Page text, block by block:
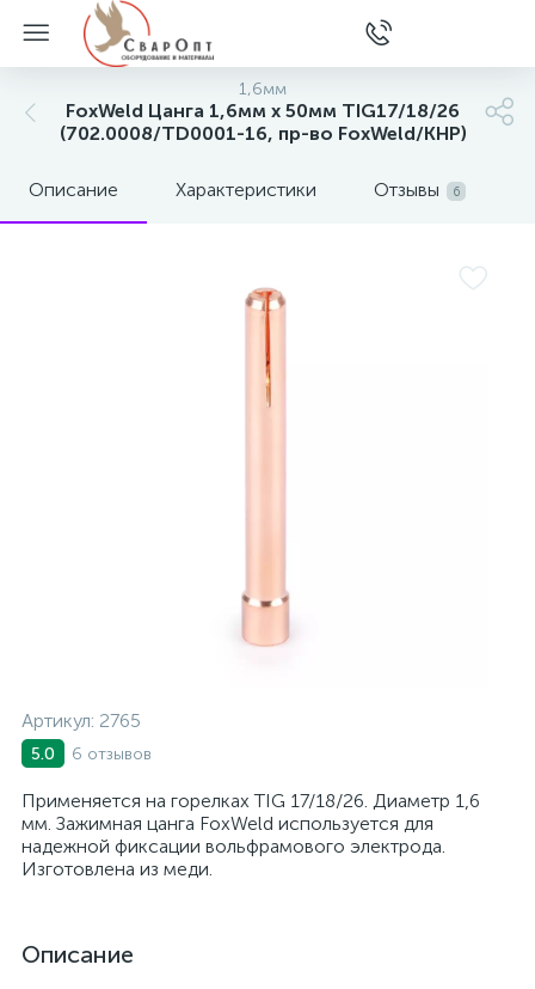
1,6мм
FoxWeld Цанга 1,6мм х 50мм TIG17/18/26
(702.0008/TD0001-16, пр-во FoxWeld/КНР)
Описание Характеристики Отзывы 6
Артикул: 2765
5.0 6 отзывов
Применяется на горелках TIG 17/18/26. Диаметр 1,6
мм. Зажимная цанга FoxWeld используется для
надежной фиксации вольфрамового электрода.
Изготовлена из меди.
Описание